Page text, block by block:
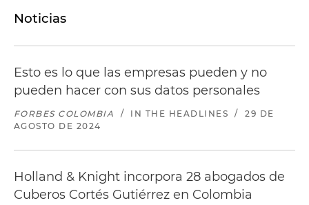
Noticias
Esto es lo que las empresas pueden y no
pueden hacer con sus datos personales
FORBES COLOMBIA / IN THE HEADLINES /
29 DE
AGOSTO DE 2024
Holland & Knight incorpora 28 abogados de
Cuberos Cortés Gutiérrez en Colombia